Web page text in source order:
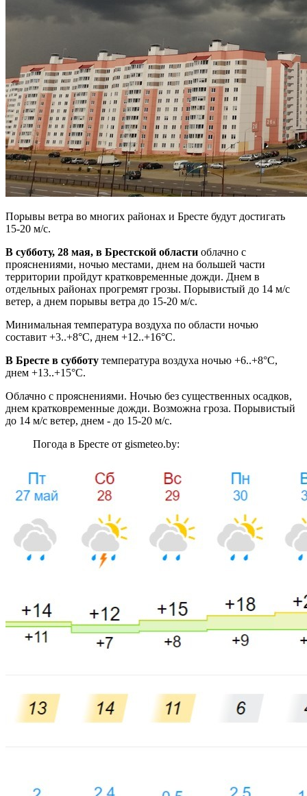
Порывы ветра во многих районах и Бресте будут достигать
15-20 м/с.
В субботу, 28 мая, в Брестской области облачно с
прояснениями, ночью местами, днем на большей части
территории пройдут кратковременные дожди. Днем в
отдельных районах прогремят грозы. Порывистый до 14 м/с
ветер, а днем порывы ветра до 15-20 м/с.
Минимальная температура воздуха по области ночью
составит +3..+8°С, днем +12..+16°С.
В Бресте в субботу температура воздуха ночью +6..+8°С,
днем +13..+15°С.
Облачно с прояснениями. Ночью без существенных осадков,
днем кратковременные дожди. Возможна гроза. Порывистый
до 14 м/с ветер, днем - до 15-20 м/с.
Погода в Бресте от gismeteo.by: